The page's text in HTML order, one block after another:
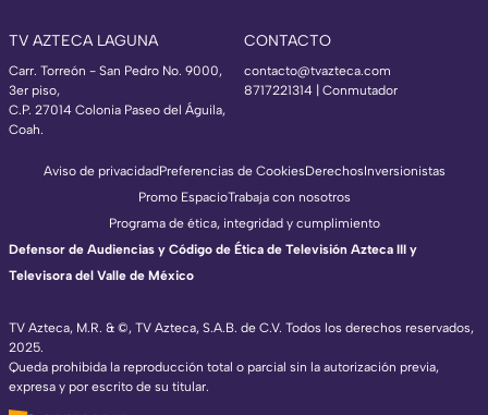
TV AZTECA LAGUNA
Carr. Torreón - San Pedro No. 9000,
3er piso,
C.P. 27014 Colonia Paseo del Águila,
Coah.
CONTACTO
contacto@tvazteca.com
8717221314 | Conmutador
TV Azteca, M.R. & ©, TV Azteca, S.A.B. de C.V. Todos los derechos reservados,
2025.
Queda prohibida la reproducción total o parcial sin la autorización previa,
expresa y por escrito de su titular.
Aviso de privacidadPreferencias de CookiesDerechosInversionistas
Promo EspacioTrabaja con nosotros
Programa de ética, integridad y cumplimiento
Defensor de Audiencias y Código de Ética de Televisión Azteca III y
Televisora del Valle de México